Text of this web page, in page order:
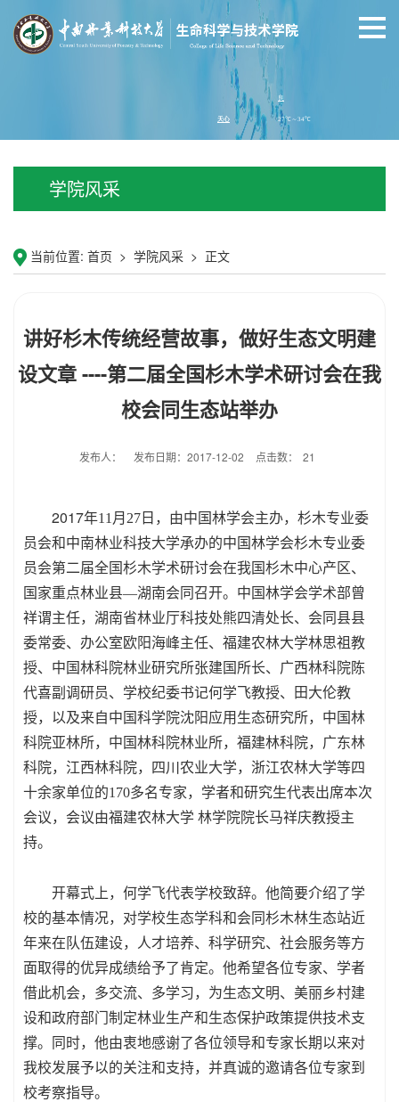
学院风采
当前位置: 首页 > 学院风采 > 正文
讲好杉木传统经营故事，做好生态文明建
设文章 ----第二届全国杉木学术研讨会在我
校会同生态站举办
发布人： 发布日期：2017-12-02 点击数： 21
2017年11 月 27 日，由中国林学会主办，杉木专业委
员会和中南林业科技大学承办的中国林学会杉木专业委
员会第二届全国杉木学术研讨会在我国杉木中心产区、
国家重点林业县—湖南会同召开。中国林学会学术部曾
祥谓主任，湖南省林业厅科技处熊四清处长、会同县县
委常委、办公室欧阳海峰主任、福建农林大学林思祖教
授、中国林科院林业研究所张建国所长、广西林科院陈
代喜副调研员、学校纪委书记何学飞教授、田大伦教
授，以及来自中国科学院沈阳应用生态研究所，中国林
科院亚林所，中国林科院林业所，福建林科院，广东林
科院，江西林科院，四川农业大学，浙江农林大学等四
十余家单位的170多名专家，学者和研究生代表出席本次
会议，会议由福建农林大学 林学院院长马祥庆教授主
持。
开幕式上，何学飞代表学校致辞。他简要介绍了学
校的基本情况，对学校生态学科和会同杉木林生态站近
年来在队伍建设，人才培养、科学研究、社会服务等方
面取得的优异成绩给予了肯定。他希望各位专家、学者
借此机会，多交流、多学习，为生态文明、美丽乡村建
设和政府部门制定林业生产和生态保护政策提供技术支
撑。同时，他由衷地感谢了各位领导和专家长期以来对
我校发展予以的关注和支持，并真诚的邀请各位专家到
校考察指导。